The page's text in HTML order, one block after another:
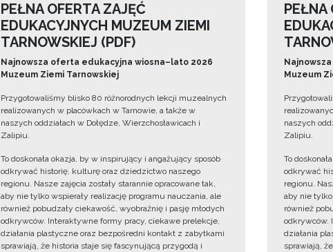
PEŁNA OFERTA ZAJĘĆ
EDUKACYJNYCH MUZEUM ZIEMI
TARNOWSKIEJ (PDF)
Najnowsza oferta edukacyjna wiosna–lato 2026
Muzeum Ziemi Tarnowskiej
Przygotowaliśmy blisko 80 różnorodnych lekcji muzealnych
realizowanych w placówkach w Tarnowie, a także w
naszych oddziałach w Dołędze, Wierzchosławicach i
Zalipiu.
To doskonała okazja, by w inspirujący i angażujący sposób
odkrywać historię, kulturę oraz dziedzictwo naszego
regionu. Nasze zajęcia zostały starannie opracowane tak,
aby nie tylko wspierały realizację programu nauczania, ale
również pobudzały ciekawość, wyobraźnię i pasję młodych
odkrywców. Interaktywne formy pracy, ciekawe prelekcje,
działania plastyczne oraz bezpośredni kontakt z zabytkami
sprawiają, że historia staje się fascynującą przygodą i
PEŁNA
Muzeum
naszych
Zalipiu.
To
odkrywać
regionu.
aby nie
również
odkrywców.
działania
sprawiają,